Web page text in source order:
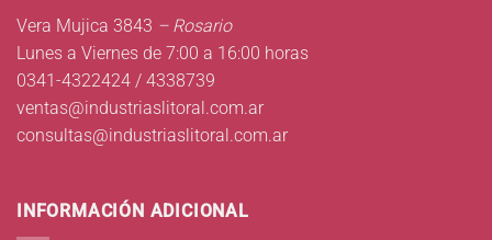
Vera Mujica 3843 – Rosario
Lunes a Viernes de 7:00 a 16:00 horas
0341-4322424 / 4338739
ventas@industriaslitoral.com.ar
consultas@industriaslitoral.com.ar
INFORMACIÓN ADICIONAL